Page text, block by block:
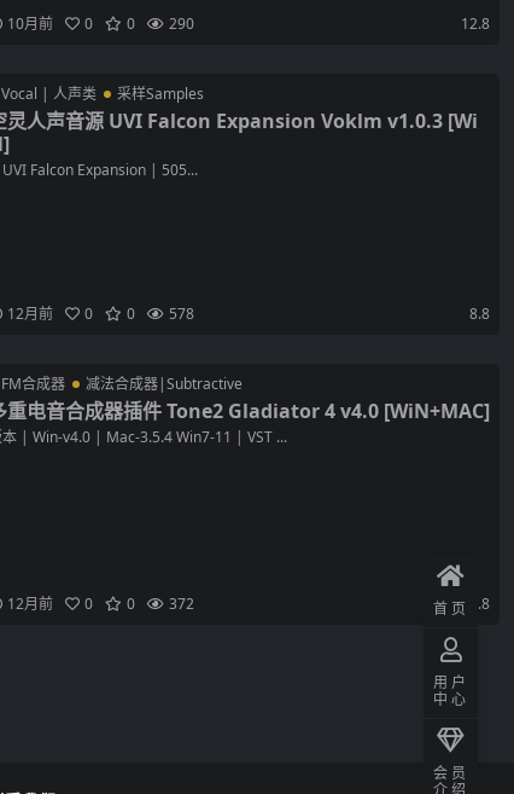
10月前 0 0 290 12.8
Vocal | 人声类 采样Samples
灵人声音源 UVI Falcon Expansion Voklm v1.0.3 [Wi
Falcon Expansion | 505...
12月前 0 0 578 8.8
FM合成器 减法合成器|Subtractive
重电音合成器插件 Tone2 Gladiator 4 v4.0 [WiN+MAC]
| Win-v4.0 | Mac-3.5.4 Win7-11 | VST ...
12月前 0 0 372 12.8
首页
用户
中心
会员
介绍